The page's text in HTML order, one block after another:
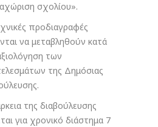
σχολίου».
προδιαγραφές
να μεταβληθούν κατά
των
της Δημόσιας
της διαβούλευσης
για χρονικό διάστημα 7